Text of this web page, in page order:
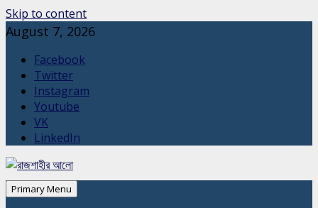
Skip to content
August 7, 2026
Facebook
Twitter
Instagram
Youtube
VK
LinkedIn
Primary Menu